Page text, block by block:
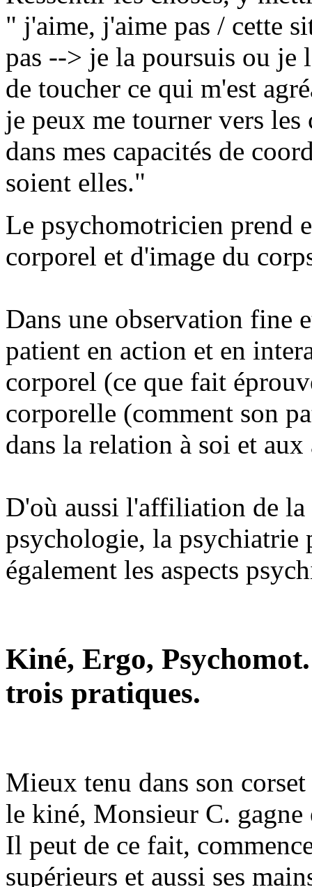
" j'aime, j'aime pas / cette
pas --> je la poursuis ou
de toucher ce qui m'est
je peux me tourner vers
dans mes capacités de
soient elles."
Le psychomotricien prend
corporel et d'image du
Dans une observation fine
patient en action et en
corporel (ce que fait
corporelle (comment son
dans la relation à soi et aux
D'où aussi l'affiliation de
psychologie, la psychiatrie
également les aspects
Kiné, Ergo,
trois pratiques.
Mieux tenu dans son
le kiné, Monsieur C.
Il peut de ce fait,
supérieurs et aussi ses